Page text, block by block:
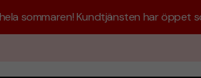
sommaren! Kundtjänsten har öppet